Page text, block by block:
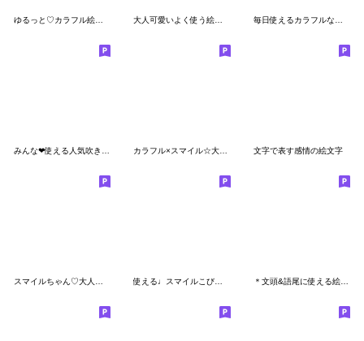
文字で表す感情の絵文字
スマイルちゃん♡大人可愛いシンプル絵文字 使える♩スマイルこびと絵文字 ＊文頭&語尾に使える絵文字〜大人可愛い〜